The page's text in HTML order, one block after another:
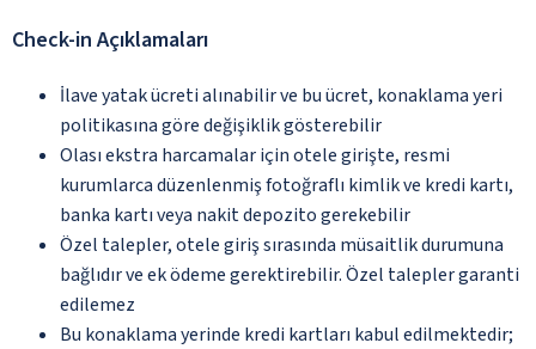
Check-in Açıklamaları
İlave yatak ücreti alınabilir ve bu ücret, konaklama yeri
politikasına göre değişiklik gösterebilir
Olası ekstra harcamalar için otele girişte, resmi
kurumlarca düzenlenmiş fotoğraflı kimlik ve kredi kartı,
banka kartı veya nakit depozito gerekebilir
Özel talepler, otele giriş sırasında müsaitlik durumuna
bağlıdır ve ek ödeme gerektirebilir. Özel talepler garanti
edilemez
Bu konaklama yerinde kredi kartları kabul edilmektedir;